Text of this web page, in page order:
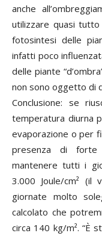
anche
utilizzare quasi
fotosintesi delle
infatti poco
delle piante
non sono oggetto di
Conclusione: se
temperatura diurna
evaporazione o per
presenza di forte
mantenere tutti i
3.000 Joule/cm² (il
giornate molto
calcolato che
circa 140 kg/m². “È